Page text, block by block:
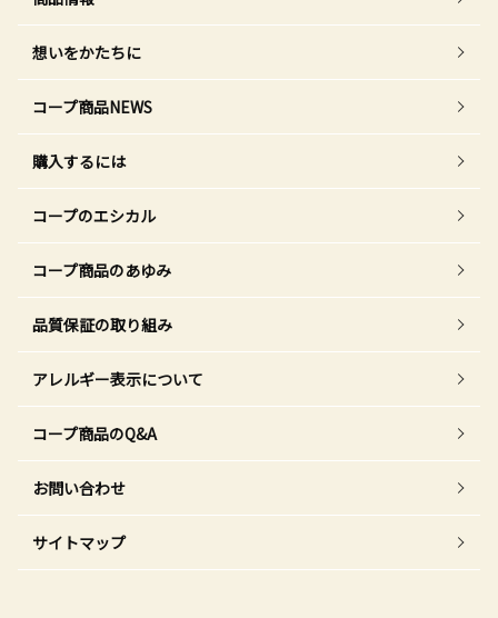
想いをかたちに
コープ商品NEWS
購入するには
コープのエシカル
コープ商品のあゆみ
品質保証の取り組み
アレルギー表示について
コープ商品のQ&A
お問い合わせ
サイトマップ